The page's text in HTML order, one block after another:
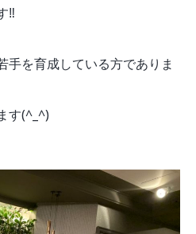
‼︎
手を育成している方でありま
す(^_^)